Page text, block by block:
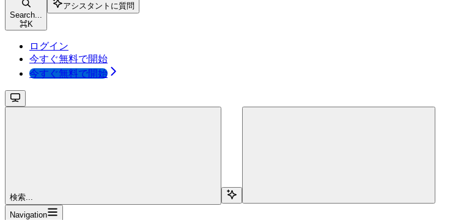
Search...
⌘K
アシスタントに質問
ログイン
今すぐ無料で開始
今すぐ無料で開始
検索...
Navigation